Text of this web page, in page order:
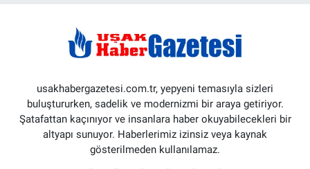
usakhabergazetesi.com.tr, yepyeni temasıyla sizleri
buluştururken, sadelik ve modernizmi bir araya getiriyor.
Şatafattan kaçınıyor ve insanlara haber okuyabilecekleri bir
altyapı sunuyor. Haberlerimiz izinsiz veya kaynak
gösterilmeden kullanılamaz.